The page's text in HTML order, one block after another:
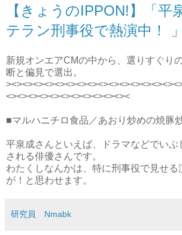
【きょうのIPPON!】「平
テラン刑事役で熱演中！ 」
新規オンエアCMの中から、選りすぐり
断と偏見で選出。
<><><><><><><><><><><><
■マルハニチロ食品／あおり炒めの焼豚
平泉成さんといえば、ドラマなどでいぶ
される俳優さんです。
わたくしなんかは、特に刑事役で見せる
が！と思わせます。
研究員 Nmabk